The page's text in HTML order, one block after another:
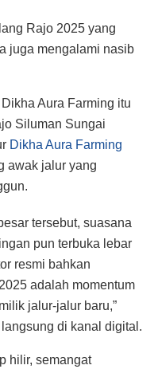
Rajo 2025 yang
juga mengalami nasib
Aura Farming itu
Siluman Sungai
Dikha Aura Farming
awak jalur yang
tersebut, suasana
pun terbuka lebar
resmi bahkan
adalah momentum
jalur-jalur baru,”
di kanal digital.
hilir, semangat